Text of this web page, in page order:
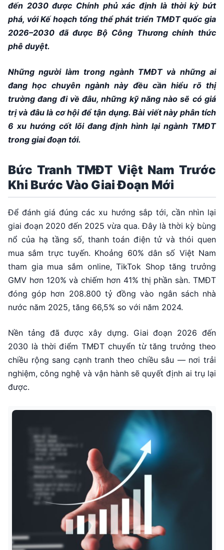
đến 2030 được Chính phủ xác định là thời kỳ bứt
phá, với Kế hoạch tổng thể phát triển TMĐT quốc gia
2026–2030 đã được Bộ Công Thương chính thức
phê duyệt.
Những người làm trong ngành TMĐT và những ai
đang học chuyên ngành này đều cần hiểu rõ thị
trường đang đi về đâu, những kỹ năng nào sẽ có giá
trị và đâu là cơ hội để tận dụng. Bài viết này phân tích
6 xu hướng cốt lõi đang định hình lại ngành TMĐT
trong giai đoạn tới.
Bức Tranh TMĐT Việt Nam Trước
Khi Bước Vào Giai Đoạn Mới
Để đánh giá đúng các xu hướng sắp tới, cần nhìn lại
giai đoạn 2020 đến 2025 vừa qua. Đây là thời kỳ bùng
nổ của hạ tầng số, thanh toán điện tử và thói quen
mua sắm trực tuyến. Khoảng 60% dân số Việt Nam
tham gia mua sắm online, TikTok Shop tăng trưởng
GMV hơn 120% và chiếm hơn 41% thị phần sàn. TMĐT
đóng góp hơn 208.800 tỷ đồng vào ngân sách nhà
nước năm 2025, tăng 66,5% so với năm 2024.
Nền tảng đã được xây dựng. Giai đoạn 2026 đến
2030 là thời điểm TMĐT chuyển từ tăng trưởng theo
chiều rộng sang cạnh tranh theo chiều sâu — nơi trải
nghiệm, công nghệ và vận hành sẽ quyết định ai trụ lại
được.